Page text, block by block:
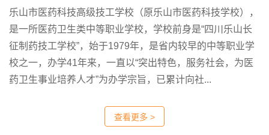
乐山市医药科技高级技工学校（原乐山市医药科技学校），
是一所医药卫生类中等职业学校，学校前身是“四川乐山长
征制药技工学校”，始于1979年，是省内较早的中等职业学
校之一，办学41年来，一直以“突出特色，服务社会，为医
药卫生事业培养人才”为办学宗旨，已累计向社...
查看更多 >